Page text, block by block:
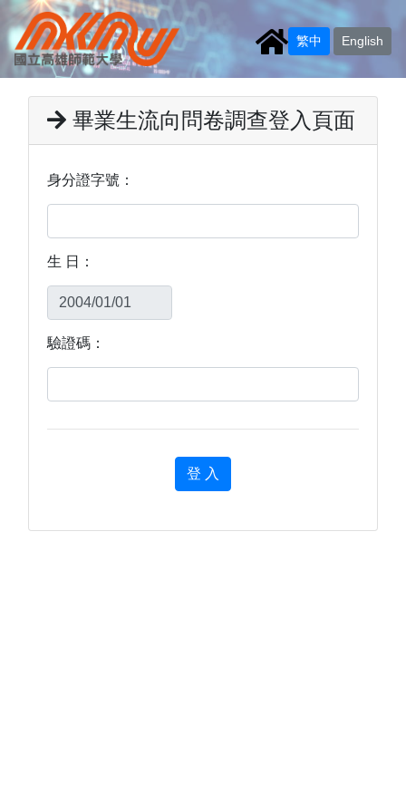
繁中 English
畢業生流向問卷調查登入頁面
身分證字號：
生 日：
驗證碼：